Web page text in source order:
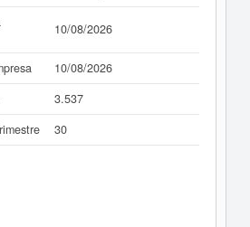
10/08/2026
10/08/2026
3.537
30